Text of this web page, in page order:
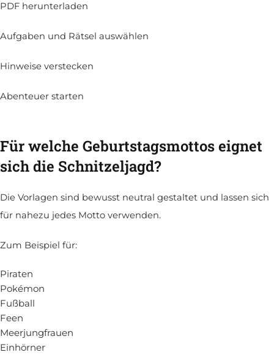
PDF herunterladen
Aufgaben und Rätsel auswählen
Hinweise verstecken
Abenteuer starten
Für welche Geburtstagsmottos eignet
sich die Schnitzeljagd?
Die Vorlagen sind bewusst neutral gestaltet und lassen sich
für nahezu jedes Motto verwenden.
Zum Beispiel für:
Piraten
Pokémon
Fußball
Feen
Meerjungfrauen
Einhörner